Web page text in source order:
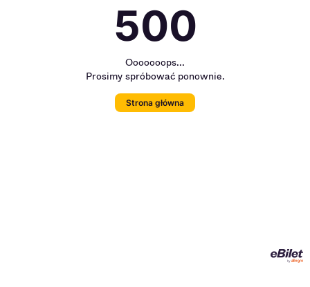
500
Ooooooops...
Prosimy spróbować ponownie.
Strona główna